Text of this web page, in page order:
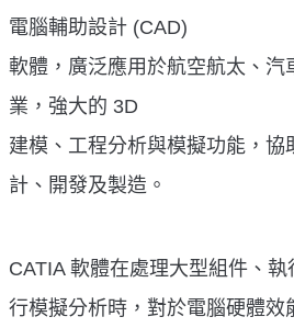
電腦輔助設計 (CAD)
軟體，廣泛應用於航空航太、汽
業，強大的 3D
建模、工程分析與模擬功能，協
計、開發及製造。
CATIA 軟體在處理大型組件、
行模擬分析時，對於電腦硬體效